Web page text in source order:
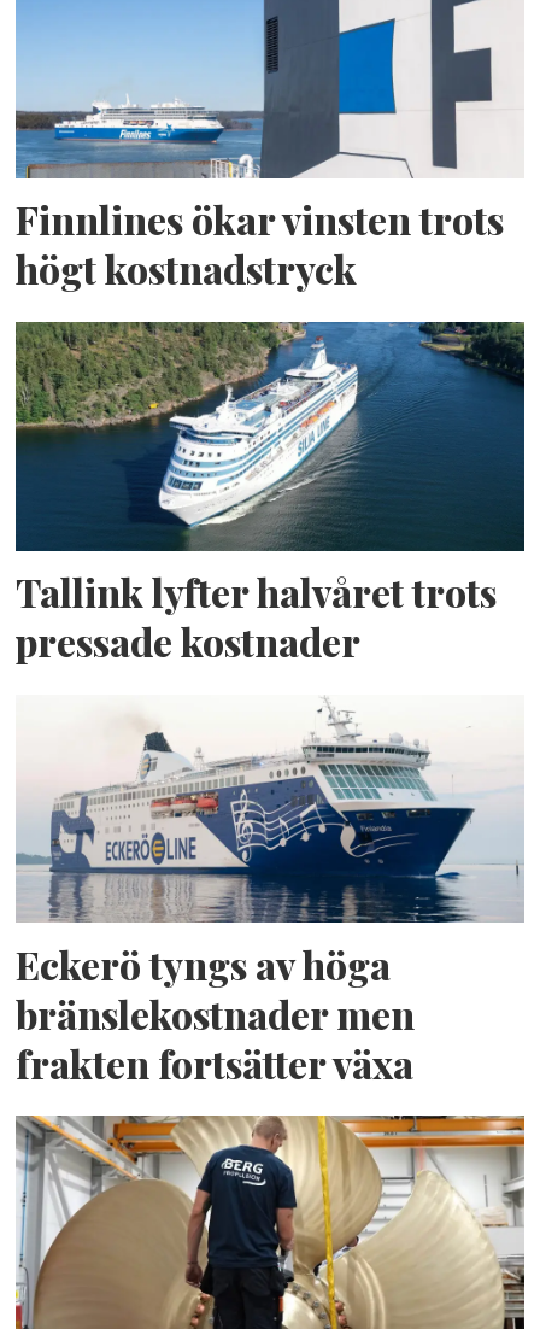
Finnlines ökar vinsten trots
högt kostnadstryck
Tallink lyfter halvåret trots
pressade kostnader
Eckerö tyngs av höga
bränslekostnader men
frakten fortsätter växa